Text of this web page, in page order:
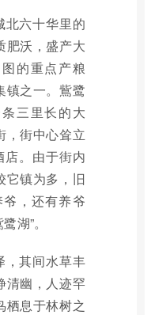
北六十华里的
肥沃，盛产大
的重点产粮
镇之一。鴜鹭
三里长的大
，街中心耸立
店。由于街内
它镇为多，旧
，还有养爷
湖”。
，其间水草丰
清幽，人迹罕
栖息于林树之